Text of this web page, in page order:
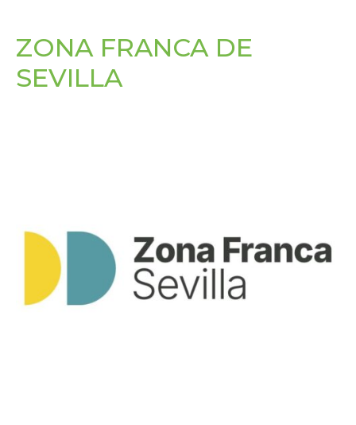
ZONA FRANCA DE
SEVILLA